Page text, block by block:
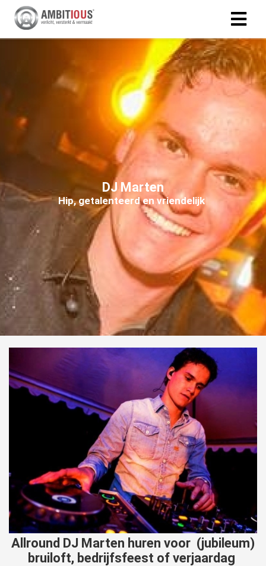
DJ Marten
Hip, getalenteerd en vriendelijk
Allround DJ Marten huren voor (jubileum)
bruiloft, bedrijfsfeest of verjaardag